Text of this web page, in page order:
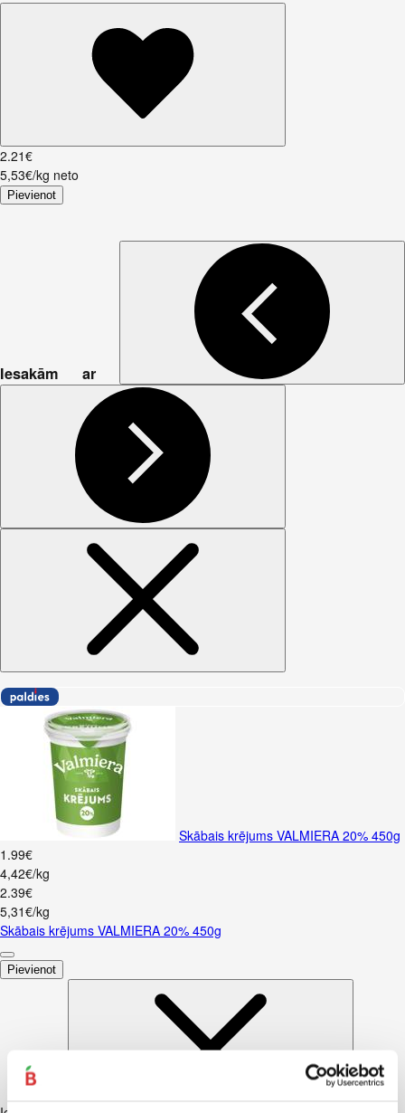
2.21€
5,53€/kg neto
Pievienot
Iesakām ar
Skābais krējums VALMIERA 20% 450g
1 .99€
4,42€/kg
2.39€
5,31€/kg
Skābais krējums VALMIERA 20% 450g
Pievienot